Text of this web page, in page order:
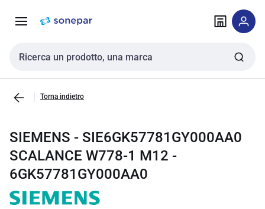
navigazione alla
Cerca input
Torna indietro
SIEMENS - SIE6GK57781GY000AA0
SCALANCE W778-1 M12 -
6GK57781GY000AA0